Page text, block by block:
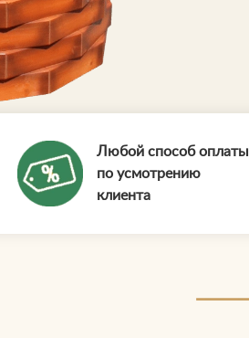
Любой способ оплаты
по усмотрению
клиента